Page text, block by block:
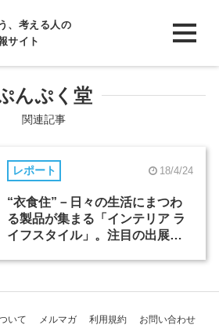
、考える人の
サイト
んぷく堂
関連記事
レポート 18/4/24
“衣食住”－日々の生活にまつわ
る製品が集まる「インテリア ラ
イフスタイル」。注目の出展者
いて メルマガ 利用規約 お問い合わせ